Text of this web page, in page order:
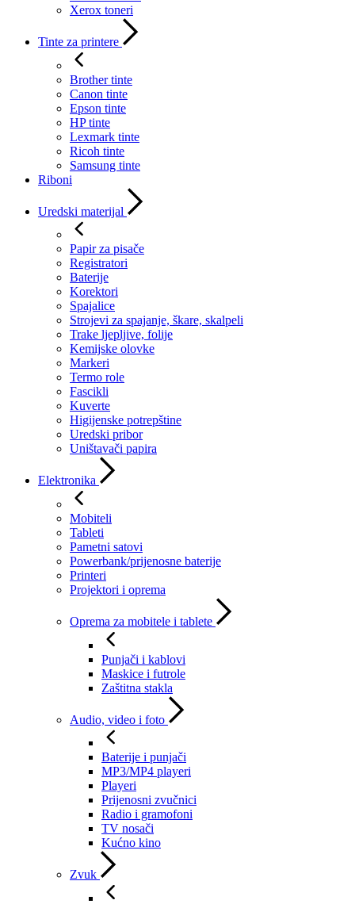
Xerox toneri
Tinte za printere
Brother tinte
Canon tinte
Epson tinte
HP tinte
Lexmark tinte
Ricoh tinte
Samsung tinte
Riboni
Uredski materijal
Papir za pisače
Registratori
Baterije
Korektori
Spajalice
Strojevi za spajanje, škare, skalpeli
Trake ljepljive, folije
Kemijske olovke
Markeri
Termo role
Fascikli
Kuverte
Higijenske potrepštine
Uredski pribor
Uništavači papira
Elektronika
Mobiteli
Tableti
Pametni satovi
Powerbank/prijenosne baterije
Printeri
Projektori i oprema
Oprema za mobitele i tablete
Punjači i kablovi
Maskice i futrole
Zaštitna stakla
Audio, video i foto
Baterije i punjači
MP3/MP4 playeri
Playeri
Prijenosni zvučnici
Radio i gramofoni
TV nosači
Kućno kino
Zvuk